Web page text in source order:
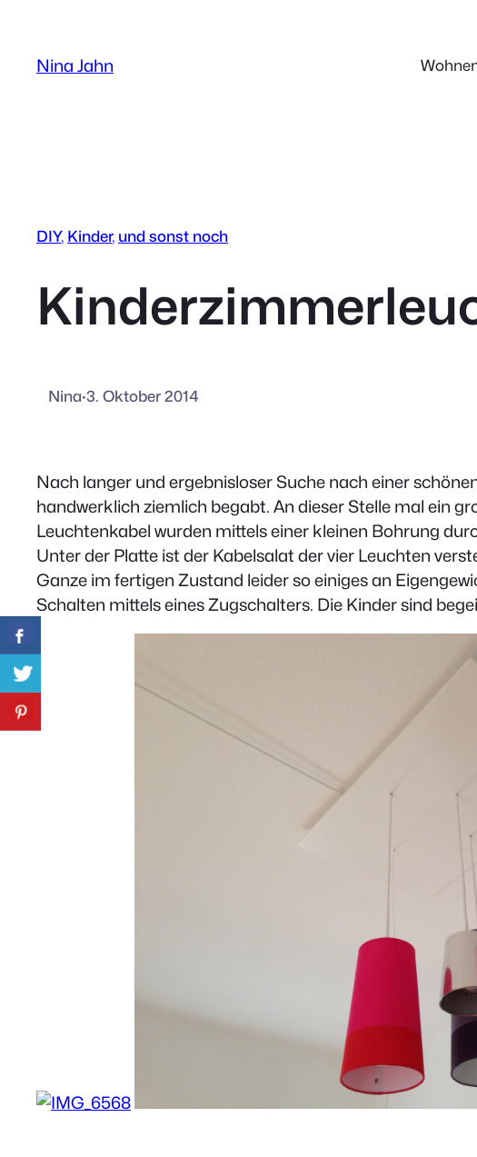
springen
Nina Jahn
DIY, Kinder, und sonst noch
Nina·3. Oktober 2014
Nach langer und ergebnisloser Suche nach einer
handwerklich ziemlich begabt. An dieser Stelle mal ein
Leuchtenkabel wurden mittels einer kleinen Bohrung
Unter der Platte ist der Kabelsalat der vier Leuchten
Ganze im fertigen Zustand leider so einiges an
Schalten mittels eines Zugschalters. Die Kinder sind